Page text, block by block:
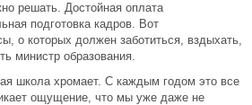
решать. Достойная оплата
подготовка кадров. Вот
о которых должен заботиться, вздыхать,
министр образования.
школа хромает. С каждым годом это все
ощущение, что мы уже даже не